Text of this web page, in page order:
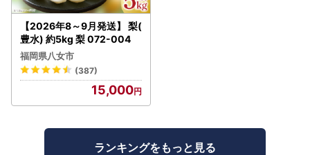
【2026年8～9月発送】 梨(
豊水) 約5kg 梨 072-004
福岡県八女市
(387)
15,000
ランキングをもっと見る